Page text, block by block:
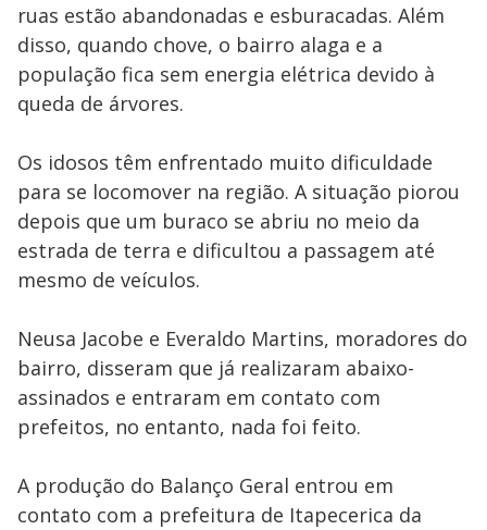
ruas estão abandonadas e esburacadas. Além
disso, quando chove, o bairro alaga e a
população fica sem energia elétrica devido à
queda de árvores.
Os idosos têm enfrentado muito dificuldade
para se locomover na região. A situação piorou
depois que um buraco se abriu no meio da
estrada de terra e dificultou a passagem até
mesmo de veículos.
Neusa Jacobe e Everaldo Martins, moradores do
bairro, disseram que já realizaram abaixo-
assinados e entraram em contato com
prefeitos, no entanto, nada foi feito.
A produção do Balanço Geral entrou em
contato com a prefeitura de Itapecerica da